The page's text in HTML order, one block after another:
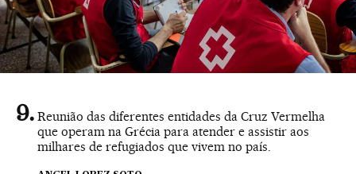
Reunião das diferentes entidades da Cruz Vermelha
que operam na Grécia para atender e assistir aos
milhares de refugiados que vivem no país.